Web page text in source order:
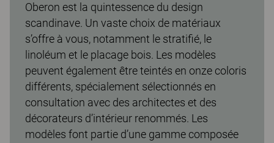
Oberon est la quintessence du design
scandinave. Un vaste choix de matériaux
s’offre à vous, notamment le stratifié, le
linoléum et le placage bois. Les modèles
peuvent également être teintés en onze coloris
différents, spécialement sélectionnés en
consultation avec des architectes et des
décorateurs d’intérieur renommés. Les
modèles font partie d’une gamme composée